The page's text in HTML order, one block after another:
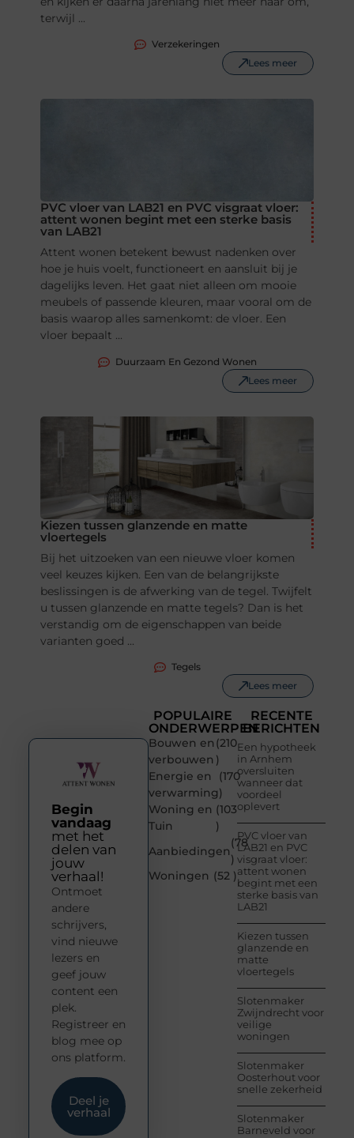
terwijl ...
Verzekeringen
Lees meer
PVC vloer van LAB21 en PVC visgraat vloer:
attent wonen begint met een sterke basis
van LAB21
Attent wonen betekent bewust nadenken over
hoe je huis voelt, functioneert en aansluit bij je
dagelijks leven. Het gaat niet alleen om mooie
meubels of passende kleuren, maar vooral om de
basis waarop alles samenkomt: de vloer. Een
vloer bepaalt ...
Duurzaam En Gezond Wonen
Lees meer
Kiezen tussen glanzende en matte
vloertegels
Bij het uitzoeken van een nieuwe vloer komen
veel keuzes kijken. Een van de belangrijkste
beslissingen is de afwerking van de tegel. Twijfelt
u tussen glanzende en matte tegels? Dan is het
verstandig om de eigenschappen van beide
varianten goed ...
Tegels
Lees meer
POPULAIRE
ONDERWERPEN
Bouwen en
verbouwen
(210
)
Energie en
verwarming
(170
)
Woning en
Tuin
(103
)
Aanbiedingen
(78
)
Woningen (52 )
RECENTE
BERICHTEN
Een hypotheek
in Arnhem
oversluiten
wanneer dat
voordeel
oplevert
PVC vloer van
LAB21 en PVC
visgraat vloer:
attent wonen
begint met een
sterke basis van
LAB21
Kiezen tussen
glanzende en
matte
vloertegels
Slotenmaker
Zwijndrecht voor
veilige
woningen
Slotenmaker
Oosterhout voor
snelle zekerheid
Slotenmaker
Barneveld voor
Begin
vandaag
met het
delen van
jouw
verhaal!
Ontmoet
andere
schrijvers,
vind nieuwe
lezers en
geef jouw
content een
plek.
Registreer en
blog mee op
ons platform.
Deel je
verhaal